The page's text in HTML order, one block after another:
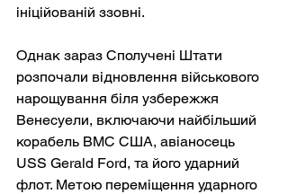
ініційованій ззовні.
Однак зараз Сполучені Штати
розпочали відновлення військового
нарощування біля узбережжя
Венесуели, включаючи найбільший
корабель ВМС США, авіаносець
USS Gerald Ford, та його ударний
флот. Метою переміщення ударного